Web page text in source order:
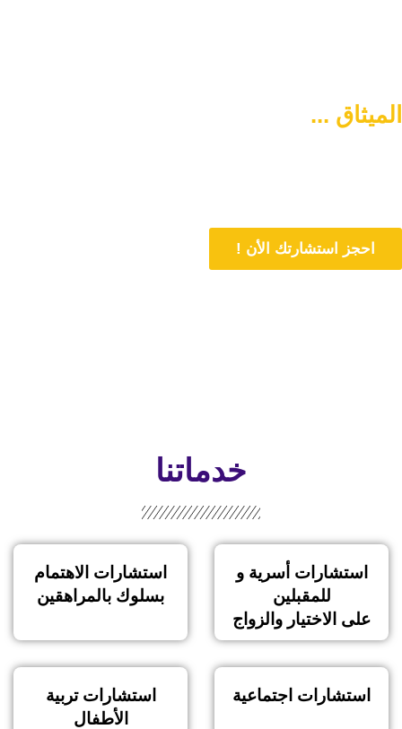
الميثاق ...
احجز استشارتك الأن !
خدماتنا
استشارات أسرية و
للمقبلين
على الاختيار والزواج
استشارات الاهتمام
بسلوك بالمراهقين
استشارات اجتماعية
استشارات تربية
الأطفال